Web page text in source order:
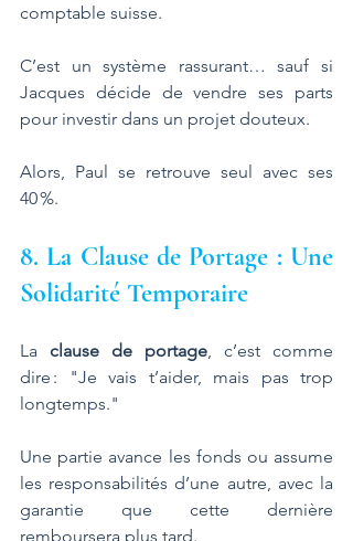
comptable suisse.
C’est un système rassurant… sauf si
Jacques décide de vendre ses parts
pour investir dans un projet douteux.
Alors, Paul se retrouve seul avec ses
40 %.
8. La Clause de Portage : Une
Solidarité Temporaire
La clause de portage, c’est comme
dire : "Je vais t’aider, mais pas trop
longtemps."
Une partie avance les fonds ou assume
les responsabilités d’une autre, avec la
garantie que cette dernière
remboursera plus tard.